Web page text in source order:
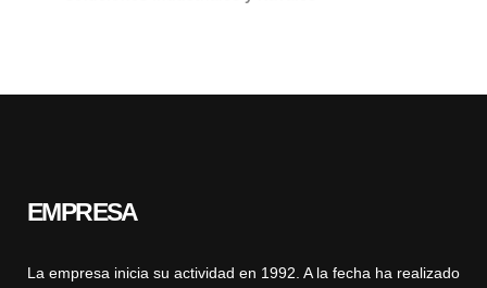
EMPRESA
La empresa inicia su actividad en 1992. A la fecha ha realizado